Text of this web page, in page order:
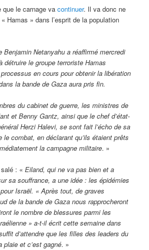
que le carnage vacontinuer. Il va donc ne
Hamas » dans l’esprit de la population
Benjamin Netanyahu a réaffirmé mercredi
détruire le groupe terroriste Hamas
en cours pour obtenir la libération
la bande de Gaza aura pris fin.
du cabinet de guerre, les ministres de
et Benny Gantz, ainsi que le chef d’état-
Herzi Halevi, se sont fait l’écho de sa
le combat, en déclarant qu’ils étaient prêts
la campagne militaire. »
: «Eiland, qui ne va pas bien et a
sa souffrance, a une idée : les épidémies
Israël. « Après tout, de graves
de la bande de Gaza nous rapprocheront
le nombre de blessures parmi les
» a-t-il écrit cette semaine dans
d’attendre que les filles des leaders du
et c’est gagné. »